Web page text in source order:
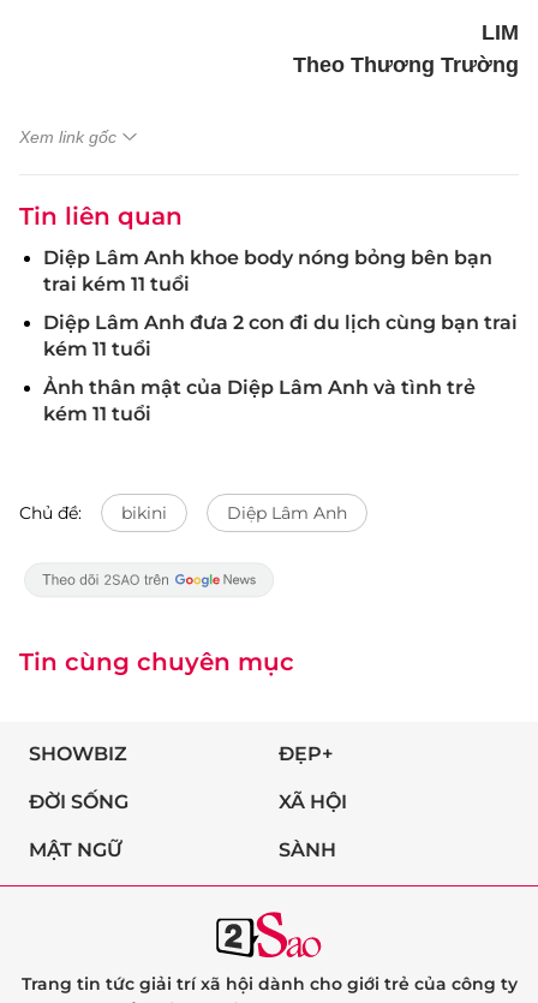
LIM
Theo Thương Trường
Xem link gốc
Tin liên quan
Diệp Lâm Anh khoe body nóng bỏng bên bạn
trai kém 11 tuổi
Diệp Lâm Anh đưa 2 con đi du lịch cùng bạn trai
kém 11 tuổi
Ảnh thân mật của Diệp Lâm Anh và tình trẻ
kém 11 tuổi
Chủ đề: bikini Diệp Lâm Anh
Tin cùng chuyên mục
SHOWBIZ ĐẸP+
ĐỜI SỐNG XÃ HỘI
MẬT NGỮ SÀNH
Trang tin tức giải trí xã hội dành cho giới trẻ của công ty